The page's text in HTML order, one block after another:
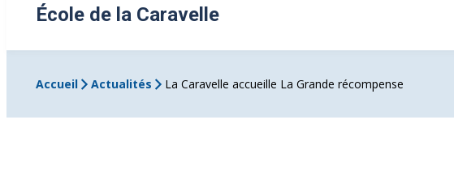
École de la Caravelle
Accueil Actualités La Caravelle accueille La Grande récompense